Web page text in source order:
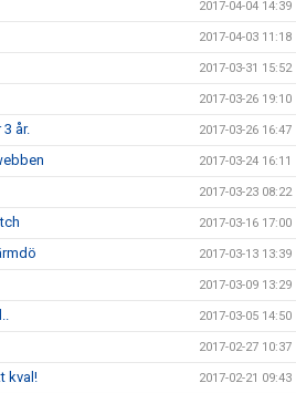
2017-04-04 14:39
2017-04-03 11:18
2017-03-31 15:52
2017-03-26 19:10
år. 2017-03-26 16:47
2017-03-24 16:11
2017-03-23 08:22
2017-03-16 17:00
2017-03-13 13:39
2017-03-09 13:29
2017-03-05 14:50
2017-02-27 10:37
kval! 2017-02-21 09:43